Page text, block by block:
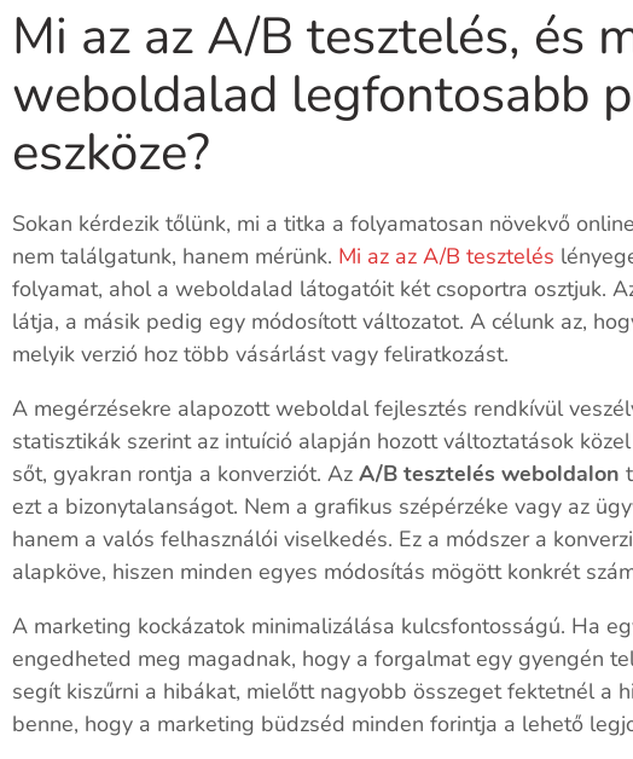
Mi az az A/B tesztelés, és
weboldalad legfontosabb
eszköze?
Sokan kérdezik tőlünk, mi a titka a folyamatosan növekvő
nem találgatunk, hanem mérünk. Mi az az A/B tesztelés
folyamat, ahol a weboldalad látogatóit két csoportra osztjuk.
látja, a másik pedig egy módosított változatot. A célunk az,
melyik verzió hoz több vásárlást vagy feliratkozást.
A megérzésekre alapozott weboldal fejlesztés rendkívül
statisztikák szerint az intuíció alapján hozott változtatások
sőt, gyakran rontja a konverziót. Az A/B tesztelés weboldalon
ezt a bizonytalanságot. Nem a grafikus szépérzéke vagy az
hanem a valós felhasználói viselkedés. Ez a módszer a
alapköve, hiszen minden egyes módosítás mögött konkrét
A marketing kockázatok minimalizálása kulcsfontosságú. Ha
engedheted meg magadnak, hogy a forgalmat egy gyengén
segít kiszűrni a hibákat, mielőtt nagyobb összeget fektetnél a
benne, hogy a marketing büdzséd minden forintja a lehető